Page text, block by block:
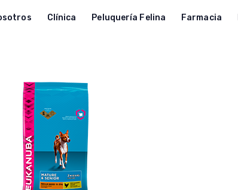
Clínica Peluquería Felina Farmacia